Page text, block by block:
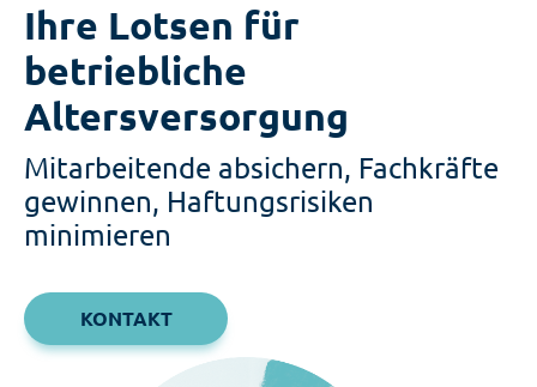
Ihre Lotsen für
betriebliche
Altersversorgung
Mitarbeitende absichern, Fachkräfte
gewinnen, Haftungsrisiken
minimieren
KONTAKT